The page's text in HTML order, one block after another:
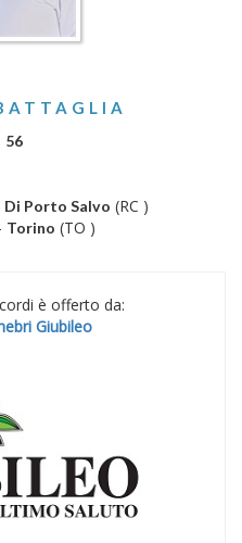
56
Porto Salvo (RC )
Torino (TO )
è offerto da:
Giubileo